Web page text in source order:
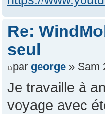
Re:
seul
par george » Sam
Je travaille à
voyage avec